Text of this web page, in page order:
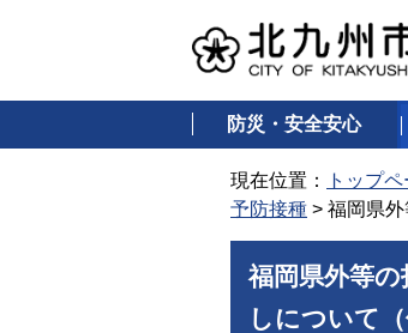
防災・安全安心
現在位置： トップ
予防接種 > 福岡県
福岡県外等
しについて（